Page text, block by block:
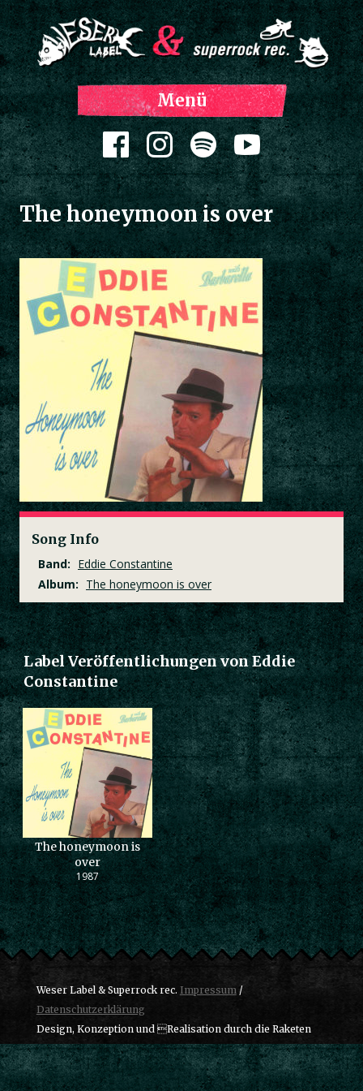
Menü
Zum Inhalt springen
The honeymoon is over
Song Info
Band: Eddie Constantine
Album: The honeymoon is over
Label Veröffentlichungen von Eddie
Constantine
The honeymoon is
over
1987
Weser Label & Superrock rec. Impressum/
Datenschutzerklärung
Design, Konzeption und Realisation durch die Raketen